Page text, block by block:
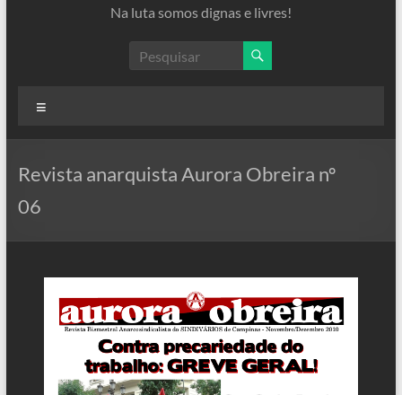
Na luta somos dignas e livres!
Revista anarquista Aurora Obreira nº
06